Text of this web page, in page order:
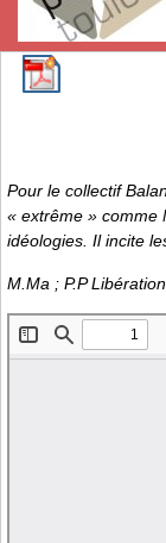
Pour le collectif
« extrême » comme
idéologies. Il incite
M.Ma ; P.P